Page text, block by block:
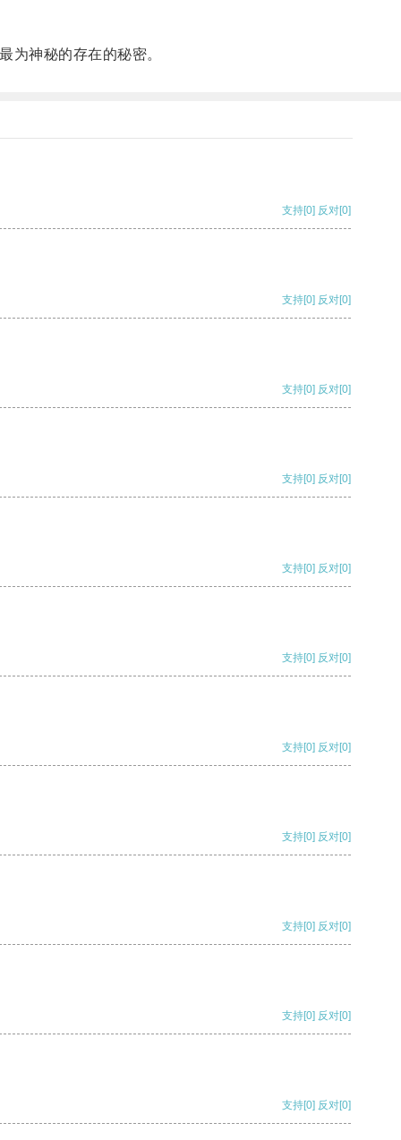
神秘的存在的秘密。
支持[0] 反对[0]
支持[0] 反对[0]
支持[0] 反对[0]
支持[0] 反对[0]
支持[0] 反对[0]
支持[0] 反对[0]
支持[0] 反对[0]
支持[0] 反对[0]
支持[0] 反对[0]
支持[0] 反对[0]
支持[0] 反对[0]